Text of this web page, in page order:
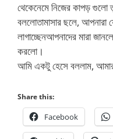
থেকেনেমে নিজের কাপড় গুলো
বললোতামাসার ছলে, আপনারা
লাগাচ্ছেনআপনাদের মারা
করলো।
আমি একটু হেসে বললাম,
Share this:
Facebook